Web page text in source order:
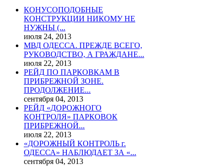
КОНУСОПОДОБНЫЕ
КОНСТРУКЦИИ НИКОМУ НЕ
НУЖНЫ (...
июля 24, 2013
МВД ОДЕССА. ПРЕЖДЕ ВСЕГО,
РУКОВОДСТВО, А ГРАЖДАНЕ...
июля 22, 2013
РЕЙД ПО ПАРКОВКАМ В
ПРИБРЕЖНОЙ ЗОНЕ.
ПРОДОЛЖЕНИЕ...
сентября 04, 2013
РЕЙД «ДОРОЖНОГО
КОНТРОЛЯ» ПАРКОВОК
ПРИБРЕЖНОЙ...
июля 22, 2013
«ДОРОЖНЫЙ КОНТРОЛЬ г.
ОДЕССА» НАБЛЮДАЕТ ЗА «...
сентября 04, 2013